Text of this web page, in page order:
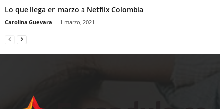
Lo que llega en marzo a Netflix Colombia
Carolina Guevara - 1 marzo, 2021